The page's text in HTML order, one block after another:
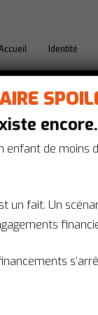
Identité
santé
et
encore.
enfant de moins
un fait. Un